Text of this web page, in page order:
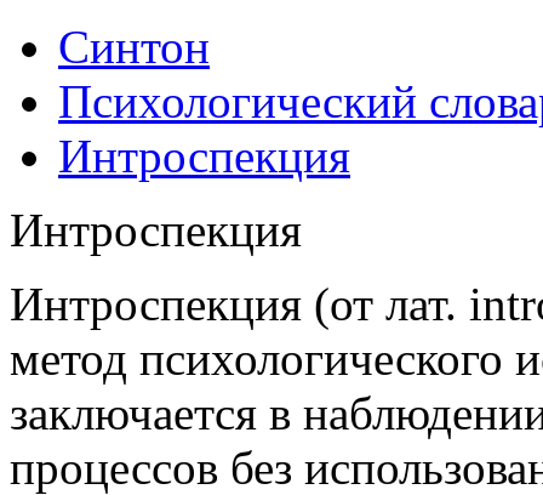
Синтон
Психологический
Интроспекция
Интроспекция
Интроспекция (от лат.
метод психологического
заключается в
процессов без